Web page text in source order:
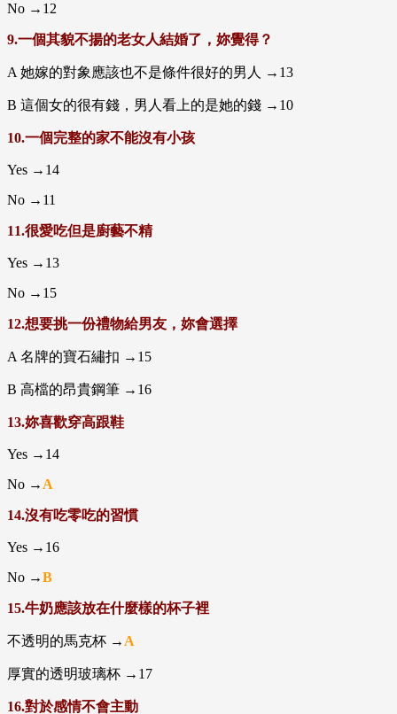
No →12
9.一個其貌不揚的老女人結婚了，妳覺得？
A 她嫁的對象應該也不是條件很好的男人 →13
B 這個女的很有錢，男人看上的是她的錢 →10
10.一個完整的家不能沒有小孩
Yes →14
No →11
11.很愛吃但是廚藝不精
Yes →13
No →15
12.想要挑一份禮物給男友，妳會選擇
A 名牌的寶石繡扣 →15
B 高檔的昂貴鋼筆 →16
13.妳喜歡穿高跟鞋
Yes →14
No →A
14.沒有吃零吃的習慣
Yes →16
No →B
15.牛奶應該放在什麼樣的杯子裡
不透明的馬克杯 →A
厚實的透明玻璃杯 →17
16.對於感情不會主動